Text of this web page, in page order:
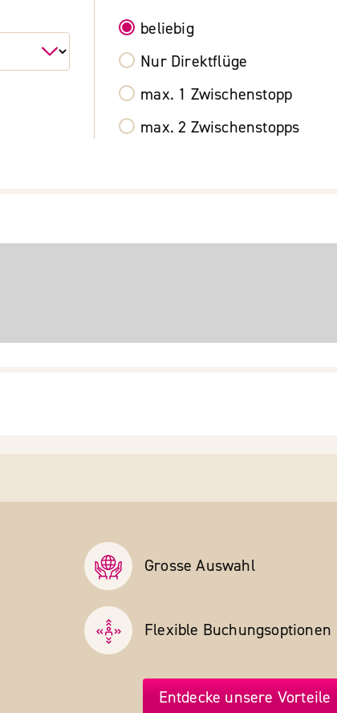
beliebig
Nur Direktflüge
max. 1 Zwischenstopp
max. 2 Zwischenstopps
Grosse Auswahl
Flexible Buchungs­optionen
Entdecke unsere Vorteile